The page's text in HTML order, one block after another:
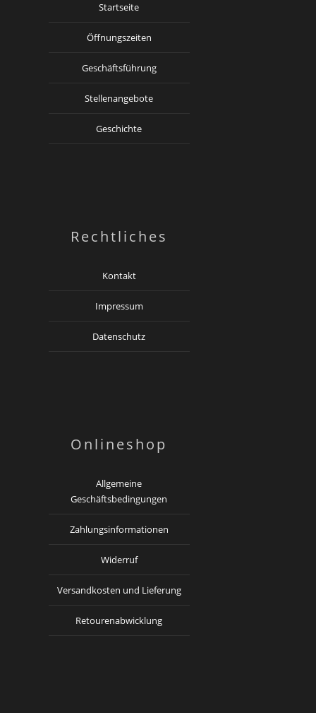
Startseite
Öffnungszeiten
Geschäftsführung
Stellenangebote
Geschichte
Rechtliches
Kontakt
Impressum
Datenschutz
Onlineshop
Allgemeine
Geschäftsbedingungen
Zahlungsinformationen
Widerruf
Versandkosten und Lieferung
Retourenabwicklung